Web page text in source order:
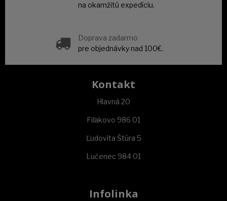
na okamžitú expedíciu.
Doprava zadarmo
pre objednávky nad 100€.
Kontakt
Hlavná 20
Fiľakovo 986 01
Ľudovita Štúra 5
Lučenec 984 01
Infolinka